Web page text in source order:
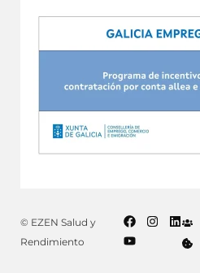
© EZEN Salud y
Rendimiento